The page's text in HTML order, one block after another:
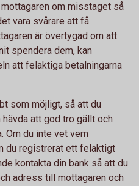
om misstaget så
vara svårare att få
är övertygad om att
spendera dem, kan
att felaktiga betalningarna
som möjligt, så att du
att god tro gällt och
Om du inte vet vem
du registrerat ett felaktigt
kontakta din bank så att du
adress till mottagaren och